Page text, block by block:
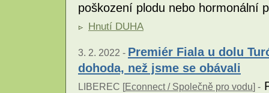
poškození plodu nebo hormonální
Hnutí DUHA
3. 2. 2022 - Premiér Fiala u dolu
dohoda, než jsme se obávali
LIBEREC [Econnect / Společně pro vodu] -